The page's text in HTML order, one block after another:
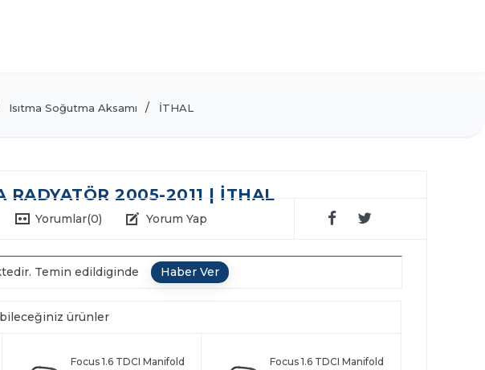
Isıtma Soğutma Aksamı İTHAL
RADYATÖR 2005-2011 | İTHAL
Yorumlar(0) Yorum Yap
Temin edildiginde
ürünler
Focus 1.6 TDCI Manifold
Focus 1.6 TDCI Manifold